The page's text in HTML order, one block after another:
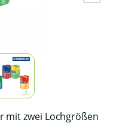
mit zwei Lochgrößen